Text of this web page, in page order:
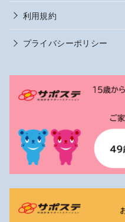
利用規約
プライバシーポリシー